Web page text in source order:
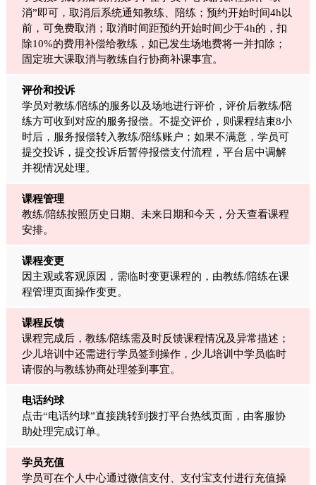
消”即可，取消后系统通知教练、陪练；预约开始时间4h以
前，可免费取消；取消时间距预约开始时间少于4h的，扣
除10%的费用补偿给教练，如已发生场地费将一并扣除；
固定班大课取消与教练自行协商补课事宜。
评价和投诉
学员对教练/陪练的服务以及场地进行评价，评价后教练/陪
练方可收到对应的服务报偿。不提交评价，则课程结束8小
时后，服务报偿转入教练/陪练账户；如果不满意，学员可
提交投诉，提交投诉后暂停报偿支付流程，平台居中调解
并视情况处理。
课程管理
教练/陪练按照历史日期、未来日期和今天，分天查看课程
安排。
课程变更
因主观或客观原因，需临时变更课程的，由教练/陪练在课
程管理页面操作变更。
课程反馈
课程完成后，教练/陪练需及时反馈课程情况及异常描述；
少儿培训中还需进行学员签到操作，少儿培训中学员临时
请假的与教练协商处理签到事宜。
电话约球
点击“电话约球”直接跳转到拨打平台热线页面，由客服协
助处理完成订单。
学员充值
学员可在个人中心通过微信支付、支付宝支付进行充值操